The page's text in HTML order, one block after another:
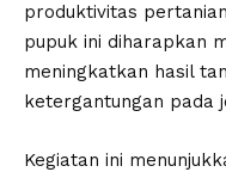
produktivitas
pupuk ini diharapkan
meningkatkan hasil
ketergantungan pada
Kegiatan ini